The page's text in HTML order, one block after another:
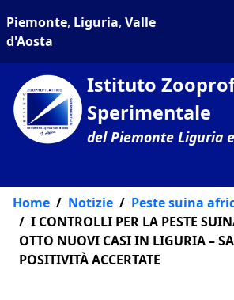
Piemonte, Liguria, Valle
d'Aosta
Istituto
Sperimentale
del Piemonte Liguria
Home Notizie
Peste suina
I CONTROLLI PER LA PESTE
OTTO NUOVI CASI IN LIGURIA –
POSITIVITÀ ACCERTATE